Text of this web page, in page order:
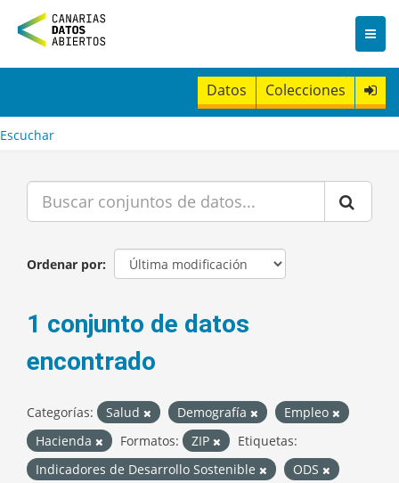
n
t
Datos Colecciones
Escuchar
Ordenar por
1 conjunto de datos
encontrado
Categorías: Salud Demografía
Empleo
Hacienda
Formatos: ZIP
Etiquetas:
Indicadores de Desarrollo Sostenible
ODS